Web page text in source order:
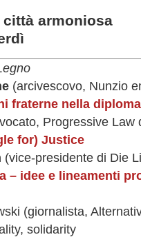
città armoniosa
(arcivescovo, Nunzio
fraterne nella
Progressive
for) Justice
(vice-presidente di Die
– idee e lineamenti
(giornalista,
solidarity